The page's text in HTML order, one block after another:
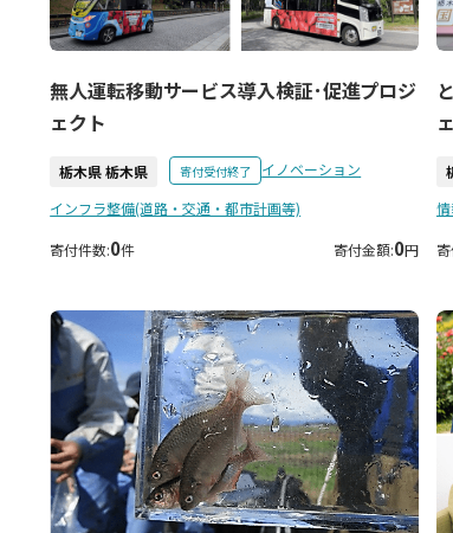
無人運転移動サービス導入検証･促進プロジ
ェクト
栃木県 栃木県 寄付受付終了
イノベーション
インフラ整備(道路・交通・都市計画等)
寄付件数:0件 寄付金額:0円